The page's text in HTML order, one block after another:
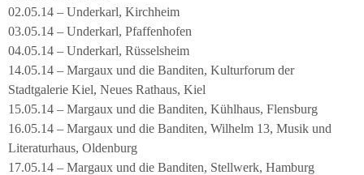
02.05.14 – Underkarl, Kirchheim
03.05.14 – Underkarl, Pfaffenhofen
04.05.14 – Underkarl, Rüsselsheim
14.05.14 – Margaux und die Banditen, Kulturforum der
Stadtgalerie Kiel, Neues Rathaus, Kiel
15.05.14 – Margaux und die Banditen, Kühlhaus, Flensburg
16.05.14 – Margaux und die Banditen, Wilhelm 13, Musik und
Literaturhaus, Oldenburg
17.05.14 – Margaux und die Banditen, Stellwerk, Hamburg